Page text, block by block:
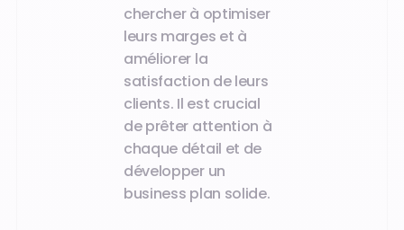
chercher à optimiser
leurs marges et à
améliorer la
satisfaction de leurs
clients. Il est crucial
de prêter attention à
chaque détail et de
développer un
business plan solide.